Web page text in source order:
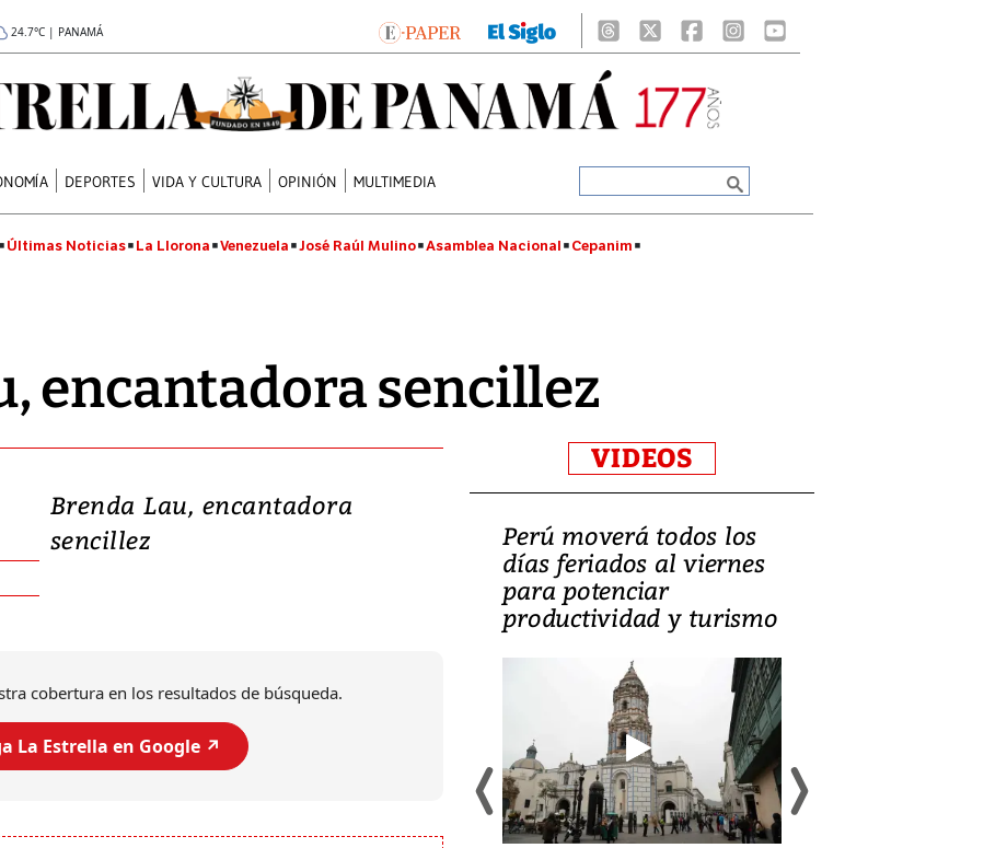
24.7°C | PANAMÁ
DEPORTES VIDA Y CULTURA OPINIÓN MULTIMEDIA
Últimas Noticias La Llorona Venezuela José Raúl Mulino Asamblea Nacional Cepanim
encantadora sencillez
Brenda Lau, encantadora
sencillez
cobertura en los resultados de búsqueda.
La Estrella en Google ↗️
VIDEOS
Perú moverá todos los
días feriados al viernes
para potenciar
productividad y turismo